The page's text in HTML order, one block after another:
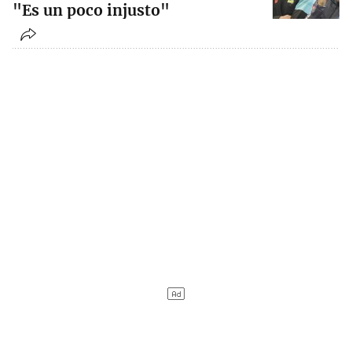
"Es un poco injusto"